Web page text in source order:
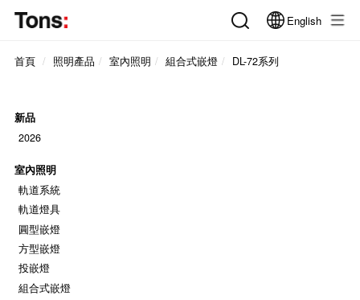
English
首頁 照明產品 室內照明 組合式嵌燈 DL-72系列
新品
2026
室內照明
軌道系統
軌道燈具
圓型嵌燈
方型嵌燈
投嵌燈
組合式嵌燈